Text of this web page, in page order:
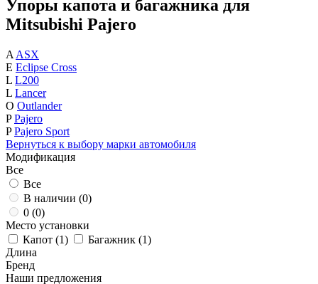
Упоры капота и багажника для
Mitsubishi Pajero
A ASX
E Eclipse Cross
L L200
L Lancer
O Outlander
P Pajero
P Pajero Sport
Вернуться к выбору марки автомобиля
Модификация
Все
Все
В наличии (0)
0 (0)
Место установки
Капот (1) Багажник (1)
Длина
Бренд
Наши предложения